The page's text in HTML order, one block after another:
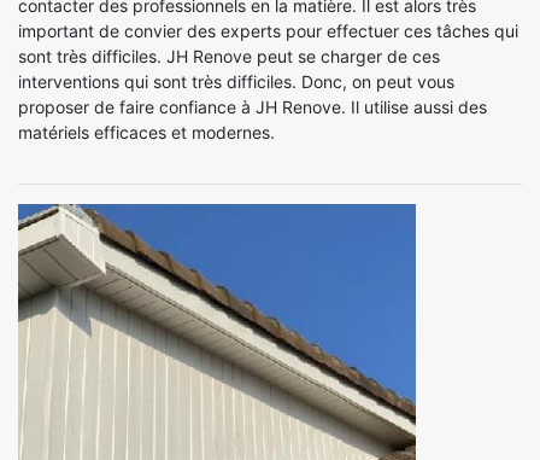
contacter des professionnels en la matière. Il est alors très
important de convier des experts pour effectuer ces tâches qui
sont très difficiles. JH Renove peut se charger de ces
interventions qui sont très difficiles. Donc, on peut vous
proposer de faire confiance à JH Renove. Il utilise aussi des
matériels efficaces et modernes.